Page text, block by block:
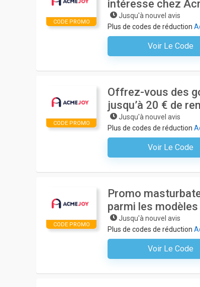
CODE PROMO
intéresse chez
Jusqu'à nouvel avis
Plus de codes de réduction
Voir Le Code
Aucun Code N'est
CODE PROMO
Offrez-vous des
jusqu’à 20 € de
Jusqu'à nouvel avis
Plus de codes de réduction
Voir Le Code
Aucun Code N'est
CODE PROMO
Promo
parmi les
Jusqu'à nouvel avis
Plus de codes de réduction
Voir Le Code
Aucun Code N'est